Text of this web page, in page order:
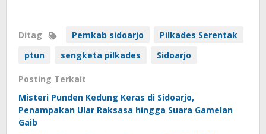
Ditag Pemkab sidoarjo
Pilkades Serentak
ptun
sengketa pilkades Sidoarjo
Posting Terkait
Misteri Punden Kedung Keras di Sidoarjo,
Penampakan Ular Raksasa hingga Suara Gamelan
Gaib